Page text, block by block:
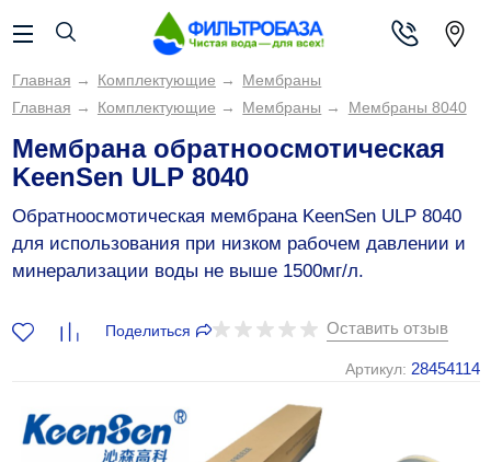
Главная → Комплектующие →
Мембраны
Мембраны 8040
Мембраны →
Комплектующие →
Главная →
Мембрана обратноосмотическая
KeenSen ULP 8040
Обратноосмотическая мембрана KeenSen ULP 8040
для использования при низком рабочем давлении и
минерализации воды не выше 1500мг/л.
Оставить отзыв
Артикул: 28454114
Поделиться